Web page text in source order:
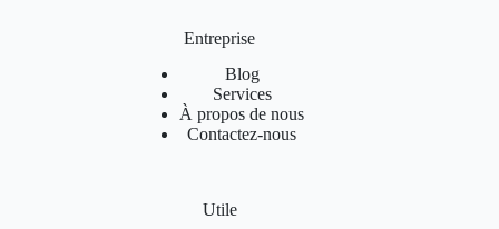
Entreprise
Blog
Services
À propos de nous
Contactez-nous
Utile